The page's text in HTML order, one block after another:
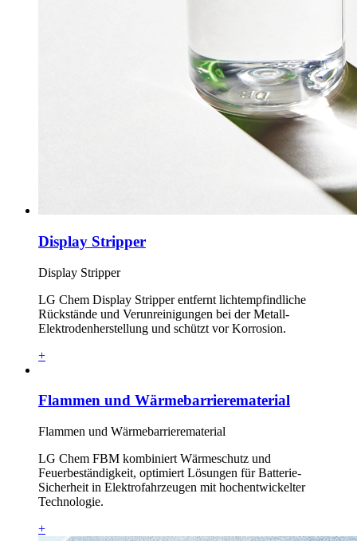
Display Stripper
Display Stripper
LG Chem Display Stripper entfernt lichtempfindliche
Rückstände und Verunreinigungen bei der Metall-
Elektrodenherstellung und schützt vor Korrosion.
+
Flammen und Wärmebarrierematerial
Flammen und Wärmebarrierematerial
LG Chem FBM kombiniert Wärmeschutz und
Feuerbeständigkeit, optimiert Lösungen für Batterie-
Sicherheit in Elektrofahrzeugen mit hochentwickelter
Technologie.
+